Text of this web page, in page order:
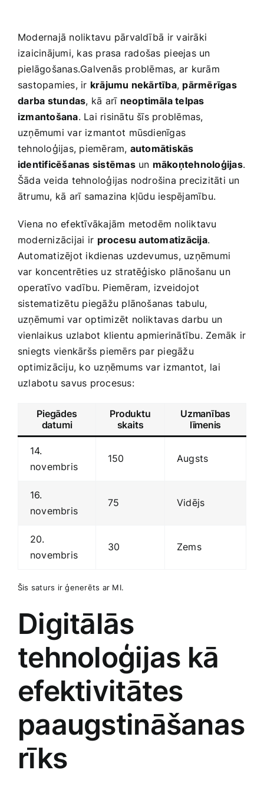
Modernajā noliktavu pārvaldībā ⁤ir vairāki
izaicinājumi, kas prasa ⁢radošas ⁣pieejas un
pielāgošanas.Galvenās problēmas, ar kurām
sastopamies, ir krājumu nekārtība, pārmērīgas
⁤darba stundas, kā arī neoptimāla ​telpas
izmantošana.‌ Lai risinātu šīs problēmas,
uzņēmumi var izmantot ⁤mūsdienīgas
tehnoloģijas, piemēram, automātiskās
identificēšanas sistēmasun mākoņtehnoloģijas.
Šāda veida tehnoloģijas nodrošina precizitāti un
ātrumu, ‍kā arī‌ samazina kļūdu iespējamību.
Viena no efektīvākajām metodēm noliktavu
modernizācijai⁢ ir procesu automatizācija.
Automatizējot ikdienas uzdevumus, uzņēmumi
var koncentrēties uz stratēģisko plānošanu un
operatīvo vadību. Piemēram, izveidojot
sistematizētu piegāžu plānošanas tabulu,
uzņēmumi var optimizēt ‍noliktavas darbu un
vienlaikus uzlabot klientu apmierinātību. Zemāk⁢ ir
sniegts ​vienkāršs piemērs par piegāžu
optimizāciju, ko uzņēmums var⁢ izmantot,⁣ lai
uzlabotu savus procesus:
Piegādes
datumi
Produktu
skaits
Uzmanības
līmenis
14. ​
novembris
150 Augsts
16.
novembris
75 Vidējs
20.
novembris
30 Zems
Šis saturs ir ģenerēts⁣ ar MI.
Digitālās
tehnoloģijas kā
efektivitātes
paaugstināšanas
rīks